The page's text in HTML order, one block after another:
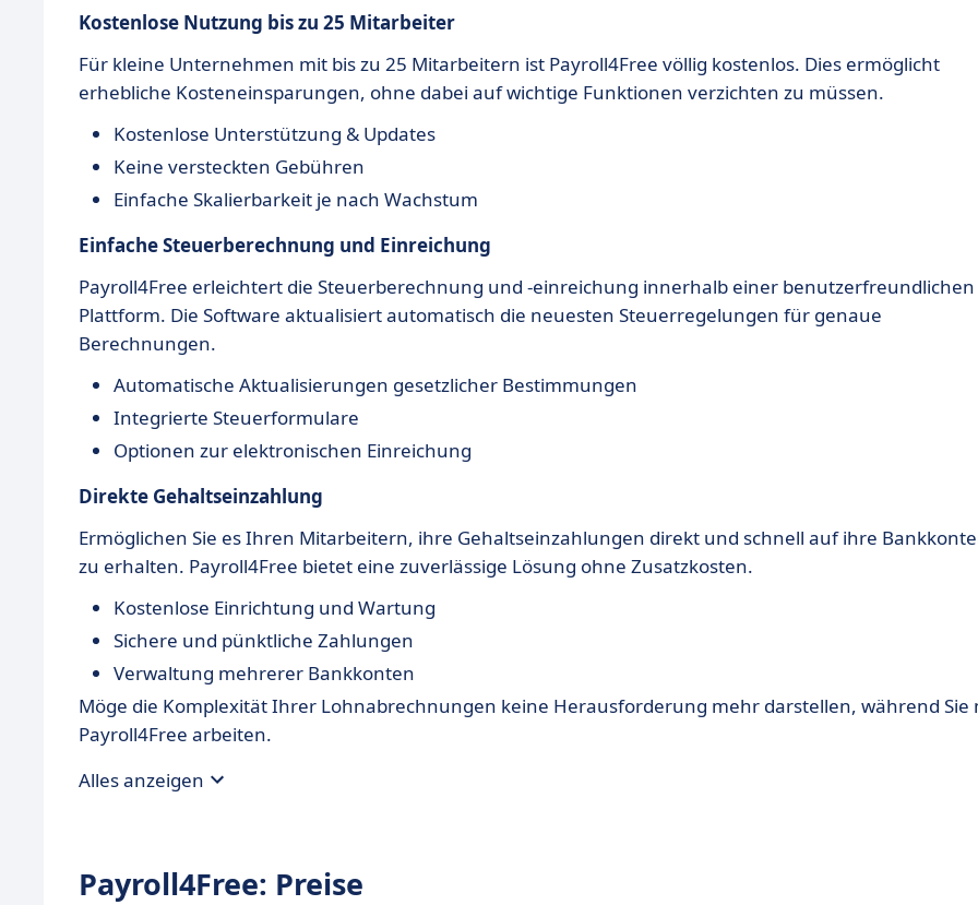
Kostenlose Nutzung bis zu 25 Mitarbeiter
Für kleine Unternehmen mit bis zu 25 Mitarbeitern ist Payroll4Free völlig kostenlos. Dies ermöglicht
erhebliche Kosteneinsparungen, ohne dabei auf wichtige Funktionen verzichten zu müssen.
Kostenlose Unterstützung & Updates
Keine versteckten Gebühren
Einfache Skalierbarkeit je nach Wachstum
Einfache Steuerberechnung und Einreichung
Payroll4Free erleichtert die Steuerberechnung und -einreichung innerhalb einer benutzerfreundlichen
Plattform. Die Software aktualisiert automatisch die neuesten Steuerregelungen für genaue
Berechnungen.
Automatische Aktualisierungen gesetzlicher Bestimmungen
Integrierte Steuerformulare
Optionen zur elektronischen Einreichung
Direkte Gehaltseinzahlung
Ermöglichen Sie es Ihren Mitarbeitern, ihre Gehaltseinzahlungen direkt und schnell auf ihre
zu erhalten. Payroll4Free bietet eine zuverlässige Lösung ohne Zusatzkosten.
Kostenlose Einrichtung und Wartung
Sichere und pünktliche Zahlungen
Verwaltung mehrerer Bankkonten
Möge die Komplexität Ihrer Lohnabrechnungen keine Herausforderung mehr darstellen, während Sie
Payroll4Free arbeiten.
Alles anzeigen
Payroll4Free: Preise